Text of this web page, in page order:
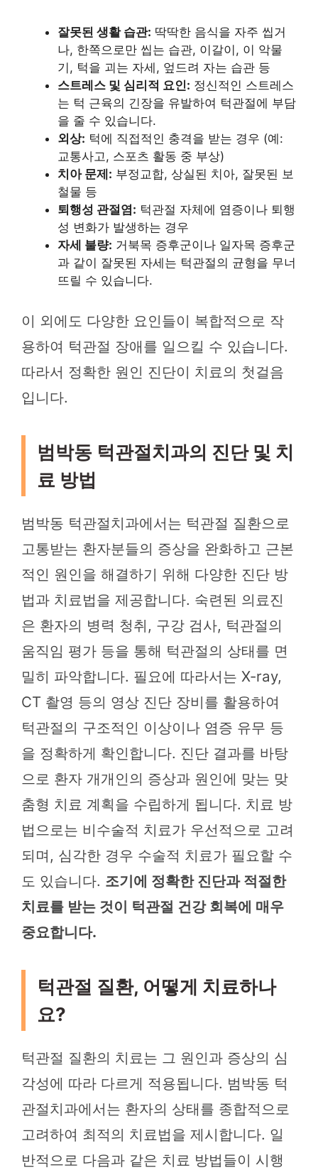
잘못된 생활 습관: 딱딱한 음식을 자주 씹거
나, 한쪽으로만 씹는 습관, 이갈이, 이 악물
기, 턱을 괴는 자세, 엎드려 자는 습관 등
스트레스 및 심리적 요인: 정신적인 스트레스
는 턱 근육의 긴장을 유발하여 턱관절에 부담
을 줄 수 있습니다.
외상: 턱에 직접적인 충격을 받는 경우 (예:
교통사고, 스포츠 활동 중 부상)
치아 문제: 부정교합, 상실된 치아, 잘못된 보
철물 등
퇴행성 관절염: 턱관절 자체에 염증이나 퇴행
성 변화가 발생하는 경우
자세 불량: 거북목 증후군이나 일자목 증후군
과 같이 잘못된 자세는 턱관절의 균형을 무너
뜨릴 수 있습니다.
이 외에도 다양한 요인들이 복합적으로 작
용하여 턱관절 장애를 일으킬 수 있습니다.
따라서 정확한 원인 진단이 치료의 첫걸음
입니다.
범박동 턱관절치과의 진단 및 치
료 방법
범박동 턱관절치과에서는 턱관절 질환으로
고통받는 환자분들의 증상을 완화하고 근본
적인 원인을 해결하기 위해 다양한 진단 방
법과 치료법을 제공합니다. 숙련된 의료진
은 환자의 병력 청취, 구강 검사, 턱관절의
움직임 평가 등을 통해 턱관절의 상태를 면
밀히 파악합니다. 필요에 따라서는 X-ray,
CT 촬영 등의 영상 진단 장비를 활용하여
턱관절의 구조적인 이상이나 염증 유무 등
을 정확하게 확인합니다. 진단 결과를 바탕
으로 환자 개개인의 증상과 원인에 맞는 맞
춤형 치료 계획을 수립하게 됩니다. 치료 방
법으로는 비수술적 치료가 우선적으로 고려
되며, 심각한 경우 수술적 치료가 필요할 수
도 있습니다. 조기에 정확한 진단과 적절한
치료를 받는 것이 턱관절 건강 회복에 매우
중요합니다.
턱관절 질환, 어떻게 치료하나
요?
턱관절 질환의 치료는 그 원인과 증상의 심
각성에 따라 다르게 적용됩니다. 범박동 턱
관절치과에서는 환자의 상태를 종합적으로
고려하여 최적의 치료법을 제시합니다. 일
반적으로 다음과 같은 치료 방법들이 시행